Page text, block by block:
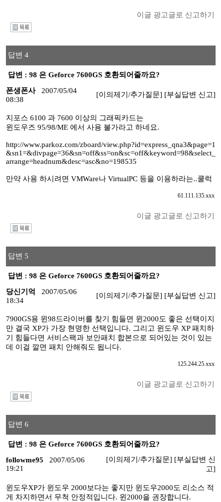
이글 광고글로 신고하기
답변 4
답변 : 98 은 Geforce 7600GS 호환되어줄까요?
폰생폰사
2007/05/04
08:38
[이의제기/추가질문] [부실답변 신고]
지포스 6100 과 7600 이상의 그래픽카드는
윈도우즈 95/98/ME 에서 사용 불가라고 하네요.
http://www.parkoz.com/zboard/view.php?id=express_qna3&page=1
&sn1=&divpage=36&sn=off&ss=on&sc=off&keyword=98&select_
arrange=headnum&desc=asc&no=198535
만약 사용 하시려면 VMWare나 VirtualPC 등을 이용하라는..쿨럭
61.111.135.xxx
이글 광고글로 신고하기
답변 5
답변 : 98 은 Geforce 7600GS 호환되어줄까요?
당신기억
2007/05/06
18:34
[이의제기/추가질문] [부실답변 신고]
7900GS용 윈98드라이버를 찾기 힘들면 윈2000도 좋은 선택이지
만 결국 XP가 가장 현명한 선택입니다. 그리고 윈도우 XP 패치하
기 힘들다면 서비스팩과 보안패치 합본으로 되어있는 것이 있는
데 이걸 깔면 패치 안해줘도 됩니다.
125.244.25.xxx
이글 광고글로 신고하기
답변 6
답변 : 98 은 Geforce 7600GS 호환되어줄까요?
followme95
2007/05/06
19:21
[이의제기/추가질문] [부실답변 신
고]
윈도우XP가 윈도우 2000보다는 좋지만 윈도우2000도 리소스 적
게 차지하면서 무척 안정적입니다. 윈2000을 권장합니다.